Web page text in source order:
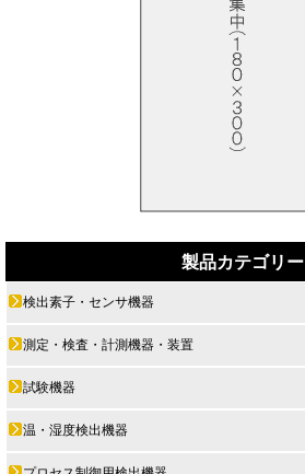
製品カテゴリー
検出素子・センサ機器
測定・検査・計測機器・装置
試験機器
温・湿度検出機器